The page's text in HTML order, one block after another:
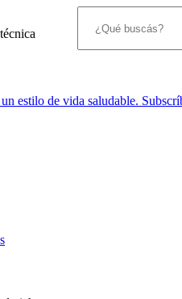
estilo de vida saludable.